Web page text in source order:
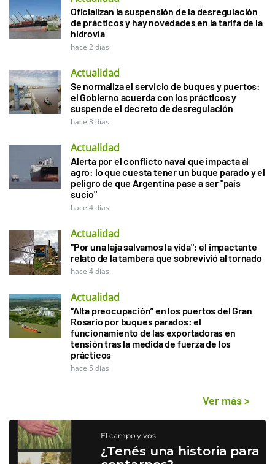
Oficializan la suspensión de la desregulación
de prácticos y hay novedades en la tarifa de la
hidrovía
hace 2 días
Actualidad
Se normaliza el servicio de buques y puertos:
el Gobierno acuerda con los prácticos y
suspende el decreto de desregulación
hace 3 días
Actualidad
Alerta por el conflicto naval que impacta al
agro: lo que cuesta tener un buque parado y el
peligro de que Argentina pase a ser "país
sucio"
hace 4 días
Actualidad
"Por una laja salvamos la vida": el impactante
relato de la tambera que sobrevivió al tornado
hace 4 días
Actualidad
“Alta preocupación” en los puertos del Gran
Rosario por buques parados: el
funcionamiento de las exportadoras en
tensión tras la medida de fuerza de los
prácticos
hace 5 días
Ver más>
El campo y vos
¿Tenés una historia para